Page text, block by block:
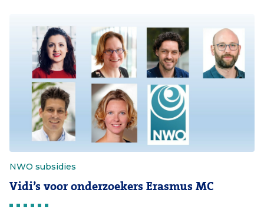
NWO subsidies
Vidi’s voor onderzoekers Erasmus MC